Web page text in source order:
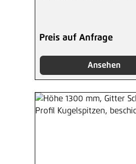
Preis auf Anfrage
Ansehen